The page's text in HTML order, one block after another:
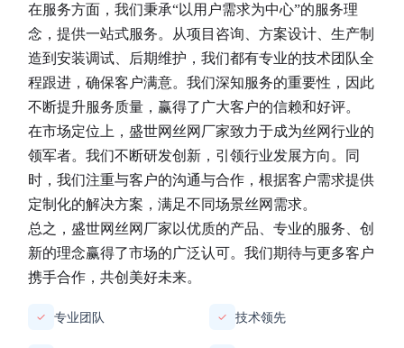
在服务方面，我们秉承“以用户需求为中心”的服务理
念，提供一站式服务。从项目咨询、方案设计、生产制
造到安装调试、后期维护，我们都有专业的技术团队全
程跟进，确保客户满意。我们深知服务的重要性，因此
不断提升服务质量，赢得了广大客户的信赖和好评。
在市场定位上， 盛世网丝网厂家致力于成为丝网行业的
领军者。我们不断研发创新，引领行业发展方向。同
时，我们注重与客户的沟通与合作，根据客户需求提供
定制化的解决方案，满足不同场景丝网需求。
总之， 盛世网丝网厂家以优质的产品、专业的服务、创
新的理念赢得了市场的广泛认可。我们期待与更多客户
携手合作，共创美好未来。
✓ 专业团队 ✓ 技术领先